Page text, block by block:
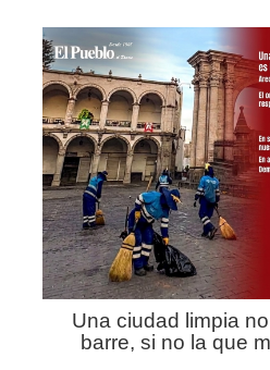
Una ciudad limpia
barre, si no la que